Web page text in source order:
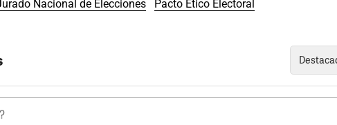
Nacional de Elecciones Pacto Ético Electoral